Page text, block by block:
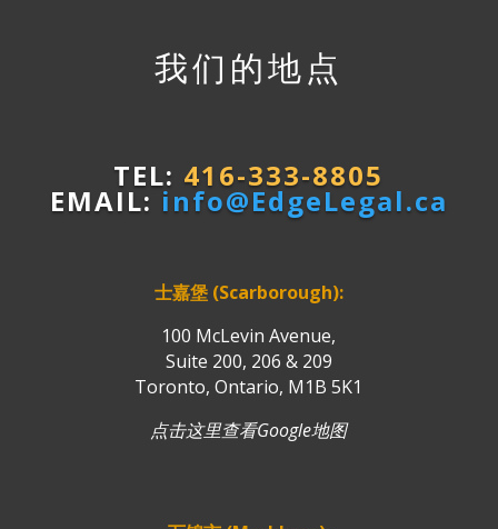
我们的地点
TEL: 416-333-8805
EMAIL: info@EdgeLegal.ca
士嘉堡 (Scarborough):
100 McLevin Avenue,
Suite 200, 206 & 209
Toronto, Ontario, M1B 5K1
点击这里查看Google地图